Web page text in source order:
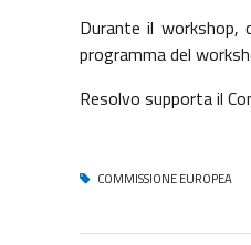
Durante il workshop,
programma del
Resolvo supporta il
COMMISSIONE EUROPEA